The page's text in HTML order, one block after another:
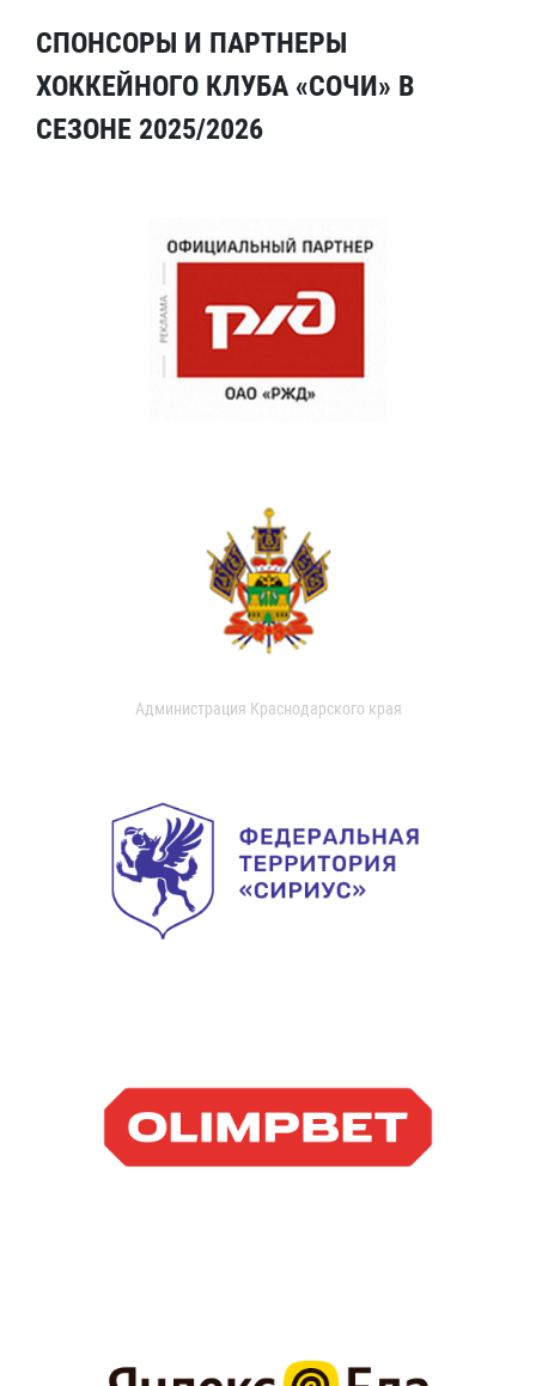
СПОНСОРЫ И ПАРТНЕРЫ
ХОККЕЙНОГО КЛУБА «СОЧИ» В
СЕЗОНЕ 2025/2026
Администрация Краснодарского края